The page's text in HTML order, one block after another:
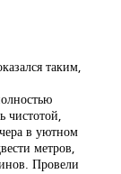
таким,
чистотой,
в уютном
метров,
Провели